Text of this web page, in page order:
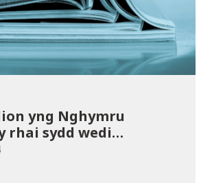
yng Nghymru
rhai sydd wedi
polisïau arfer
deillio